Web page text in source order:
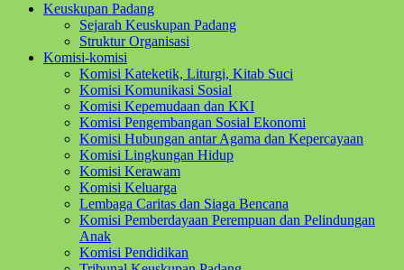
Keuskupan Padang
Sejarah Keuskupan Padang
Struktur Organisasi
Komisi-komisi
Komisi Kateketik, Liturgi, Kitab Suci
Komisi Komunikasi Sosial
Komisi Kepemudaan dan KKI
Komisi Pengembangan Sosial Ekonomi
Komisi Hubungan antar Agama dan Kepercayaan
Komisi Lingkungan Hidup
Komisi Kerawam
Komisi Keluarga
Lembaga Caritas dan Siaga Bencana
Komisi Pemberdayaan Perempuan dan Pelindungan
Anak
Komisi Pendidikan